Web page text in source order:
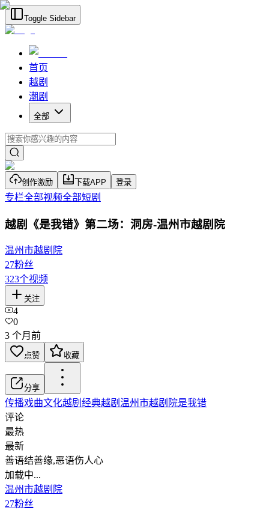
Toggle Sidebar
首页
越剧
潮剧
全部
创作激励 下载APP 登录
专栏全部视频全部短剧
越剧《是我错》第二场：洞房-温州市越剧院
温州市越剧院
27粉丝
323个视频
关注
4
0
3 个月前
点赞 收藏
分享
传播戏曲文化越剧 经典越剧 温州市越剧院是我错
评论
最热
最新
善语结善缘,恶语伤人心
加载中...
温州市越剧院
27粉丝